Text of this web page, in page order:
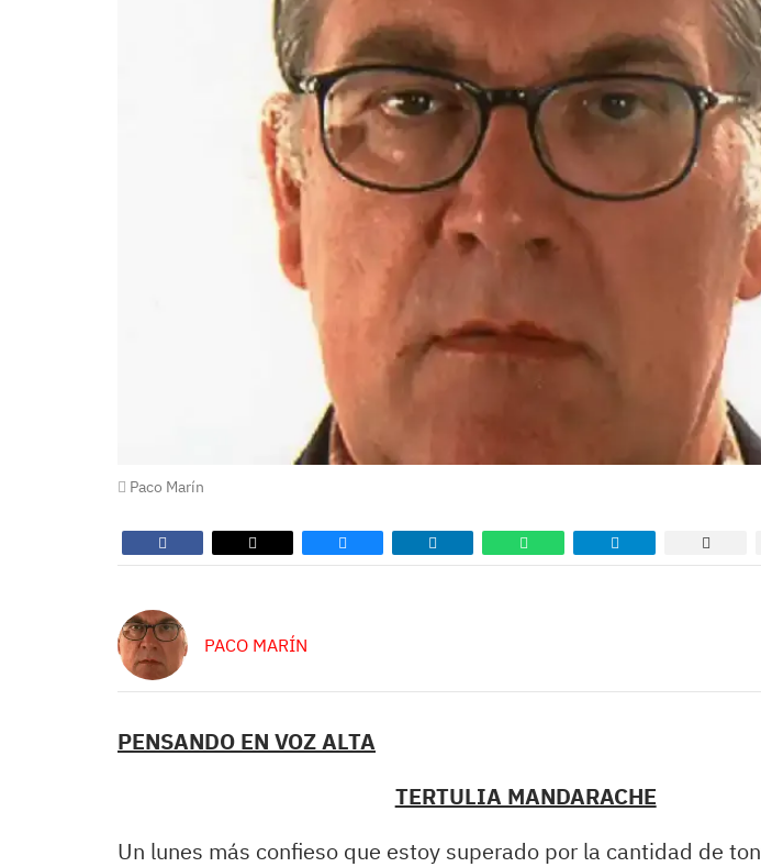
Paco Marín
PACO MARÍN
PENSANDO EN VOZ ALTA
TERTULIA MANDARACHE
Un lunes más confieso que estoy superado por la cantidad de